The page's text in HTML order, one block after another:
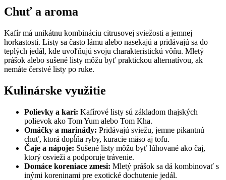
Chuť a aroma
Kafír má unikátnu kombináciu citrusovej sviežosti a jemnej
horkastosti. Listy sa často lámu alebo nasekajú a pridávajú sa do
teplých jedál, kde uvoľňujú svoju charakteristickú vôňu. Mletý
prášok alebo sušené listy môžu byť praktickou alternatívou, ak
nemáte čerstvé listy po ruke.
Kulinárske využitie
Polievky a kari: Kafírové listy sú základom thajských
polievok ako Tom Yum alebo Tom Kha.
Omáčky a marinády: Pridávajú sviežu, jemne pikantnú
chuť, ktorá dopĺňa ryby, kuracie mäso aj tofu.
Čaje a nápoje: Sušené listy môžu byť lúhované ako čaj,
ktorý osvieži a podporuje trávenie.
Domáce koreniace zmesi: Mletý prášok sa dá kombinovať s
inými koreninami pre exotické dochutenie jedál.